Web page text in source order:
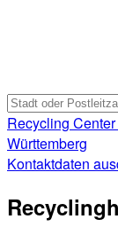
Recycling
Württemberg
Kontaktdaten